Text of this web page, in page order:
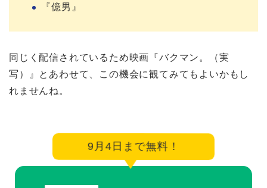
『億男』
同じく配信されているため映画『バクマン。（実
写）』とあわせて、この機会に観てみてもよいかもし
れませんね。
9月4日まで無料！